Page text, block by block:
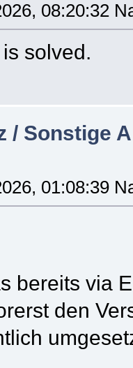
08:20:32
solved.
/ Sonstige
01:08:39
bereits via
den